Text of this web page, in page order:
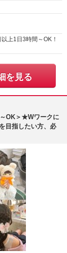
上1日3時間～OK！
を見る
OK＞★Wワークに
目指したい方、必